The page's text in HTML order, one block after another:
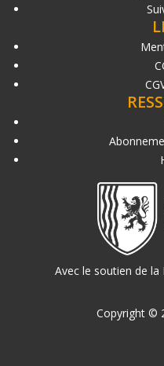
Avec le soutien de la
Copyright ©